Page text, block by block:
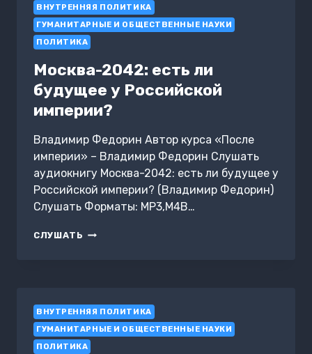
ВНУТРЕННЯЯ ПОЛИТИКА
ГУМАНИТАРНЫЕ И ОБЩЕСТВЕННЫЕ НАУКИ
ПОЛИТИКА
Москва-2042: есть ли
будущее у Российской
империи?
Владимир Федорин Автор курса «После
империи» – Владимир Федорин Слушать
аудиокнигу Москва-2042: есть ли будущее у
Российской империи? (Владимир Федорин)
Слушать Форматы: MP3,M4B…
СЛУШАТЬ МОСКВА-2042:
ИМПЕРИИ?
ВНУТРЕННЯЯ ПОЛИТИКА
ГУМАНИТАРНЫЕ И ОБЩЕСТВЕННЫЕ НАУКИ
ПОЛИТИКА